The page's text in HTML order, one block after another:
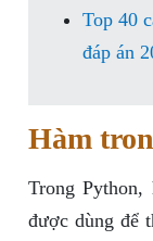
Top 40
đáp án
Hàm
Trong
được dùng để